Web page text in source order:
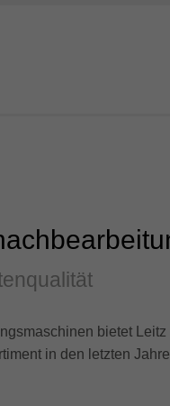
bietet
in den letzten